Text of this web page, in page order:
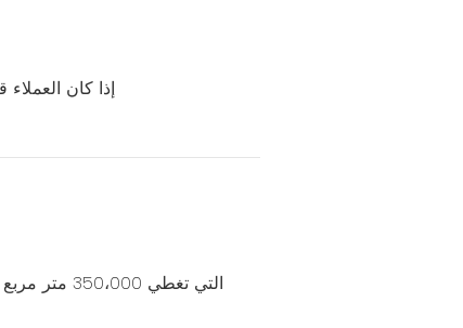
إذا كان
Guangdong Cbox Co. ، Ltd ، التي تغطي 350،000 متر مربع ولديها ناتج سنوي قدره 200000 حاوية